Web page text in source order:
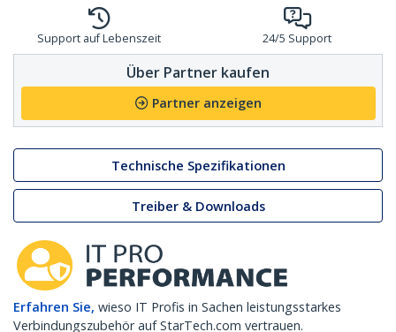
Support auf Lebenszeit 24/5 Support
Über Partner kaufen
Partner anzeigen
Technische Spezifikationen
Treiber & Downloads
Erfahren Sie, wieso IT Profis in Sachen leistungsstarkes
Verbindungszubehör auf StarTech.com vertrauen.